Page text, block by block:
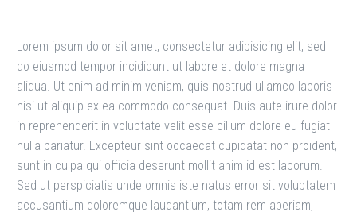
Lorem ipsum dolor sit amet, consectetur adipisicing elit, sed
do eiusmod tempor incididunt ut labore et dolore magna
aliqua. Ut enim ad minim veniam, quis nostrud ullamco laboris
nisi ut aliquip ex ea commodo consequat. Duis aute irure dolor
in reprehenderit in voluptate velit esse cillum dolore eu fugiat
nulla pariatur. Excepteur sint occaecat cupidatat non proident,
sunt in culpa qui officia deserunt mollit anim id est laborum.
Sed ut perspiciatis unde omnis iste natus error sit voluptatem
accusantium doloremque laudantium, totam rem aperiam,